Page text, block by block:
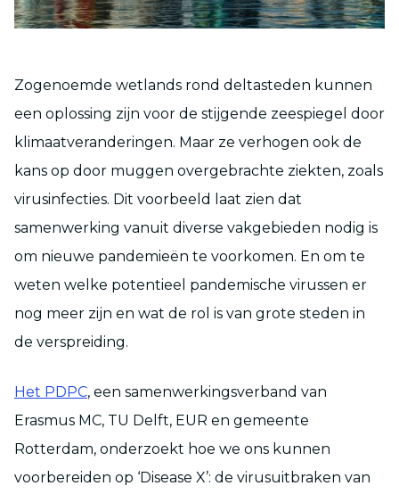
Zogenoemde wetlands rond deltasteden kunnen
een oplossing zijn voor de stijgende zeespiegel door
klimaatveranderingen. Maar ze verhogen ook de
kans op door muggen overgebrachte ziekten, zoals
virusinfecties. Dit voorbeeld laat zien dat
samenwerking vanuit diverse vakgebieden nodig is
om nieuwe pandemieën te voorkomen. En om te
weten welke potentieel pandemische virussen er
nog meer zijn en wat de rol is van grote steden in
de verspreiding.
Het PDPC, een samenwerkingsverband van
Erasmus MC, TU Delft, EUR en gemeente
Rotterdam, onderzoekt hoe we ons kunnen
voorbereiden op ‘Disease X’: de virusuitbraken van